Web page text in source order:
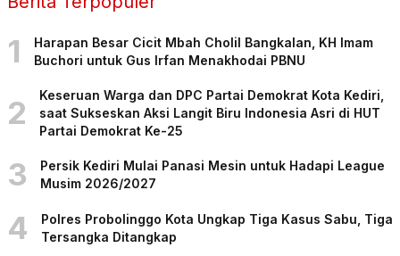
1
Harapan Besar Cicit Mbah Cholil Bangkalan, KH Imam
Buchori untuk Gus Irfan Menakhodai PBNU
2
Keseruan Warga dan DPC Partai Demokrat Kota Kediri,
saat Sukseskan Aksi Langit Biru Indonesia Asri di HUT
Partai Demokrat Ke-25
3
Persik Kediri Mulai Panasi Mesin untuk Hadapi League
Musim 2026/2027
4
Polres Probolinggo Kota Ungkap Tiga Kasus Sabu, Tiga
Tersangka Ditangkap